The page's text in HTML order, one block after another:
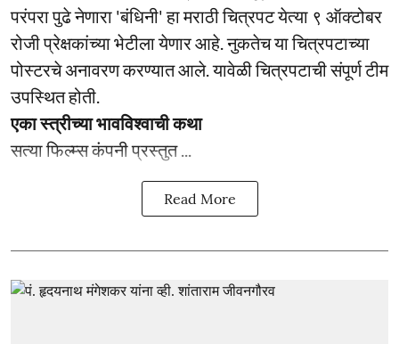
परंपरा पुढे नेणारा 'बंधिनी' हा मराठी चित्रपट येत्या ९ ऑक्टोबर
रोजी प्रेक्षकांच्या भेटीला येणार आहे. नुकतेच या चित्रपटाच्या
पोस्टरचे अनावरण करण्यात आले. यावेळी चित्रपटाची संपूर्ण टीम
उपस्थित होती.
एका स्त्रीच्या भावविश्वाची कथा
सत्या फिल्म्स कंपनी प्रस्तुत ...
Read More